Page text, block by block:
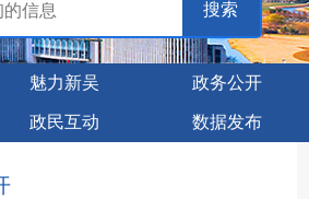
魅力新吴 政务公开
政民互动 数据发布